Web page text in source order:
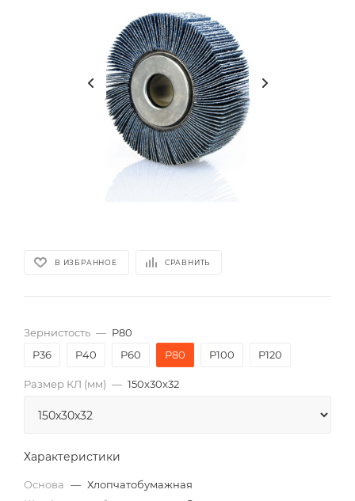
В ИЗБРАННОЕ СРАВНИТЬ
Зернистость — P80
P36
P40 P60 P80 P100 P120
Размер КЛ (мм) — 150x30x32
Характеристики
Основа — Хлопчатобумажная